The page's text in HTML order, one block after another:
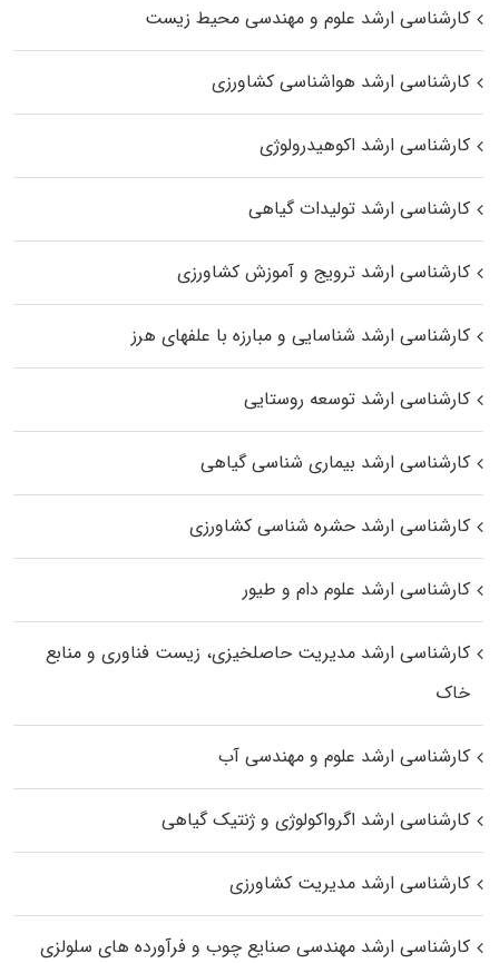
کارشناسی ارشد علوم و مهندسی محیط زیست
کارشناسی ارشد هواشناسی کشاورزی
کارشناسی ارشد اکوهیدرولوژی
کارشناسی ارشد تولیدات گیاهی
کارشناسی ارشد ترویج و آموزش کشاورزی
کارشناسی ارشد شناسایی و مبارزه با علفهای هرز
کارشناسی ارشد توسعه روستایی
کارشناسی ارشد بیماری‌ شناسی گیاهی
کارشناسی ارشد حشره‌ شناسی کشاورزی
کارشناسی ارشد علوم دام و طیور
کارشناسی ارشد مدیریت حاصلخیزی، زیست فناوری و منابع
خاک
کارشناسی ارشد علوم و مهندسی آب
کارشناسی ارشد اگرواکولوژی و ژنتیک گیاهی
کارشناسی ارشد مدیریت کشاورزی
کارشناسی ارشد مهندسی صنایع چوب و فرآورده‌ های سلولزی